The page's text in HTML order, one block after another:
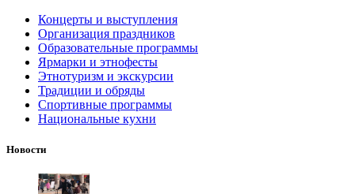
Концерты и выступления
Организация праздников
Образовательные программы
Ярмарки и этнофесты
Этнотуризм и экскурсии
Традиции и обряды
Спортивные программы
Национальные кухни
Новости